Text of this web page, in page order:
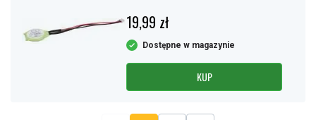
19,99 zł
Dostępne w magazynie
KUP